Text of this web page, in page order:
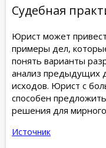
Судебная
Юрист может
примеры дел,
понять варианты
анализ предыдущих
исходов. Юрист с
способен
решения для
Источник